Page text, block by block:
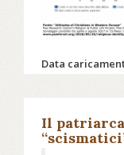
Data
Il